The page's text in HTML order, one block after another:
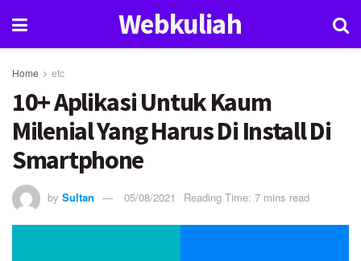
Webkuliah
Home etc
10+ Aplikasi Untuk Kaum
Milenial Yang Harus Di Install Di
Smartphone
by Sultan 05/08/2021 Reading Time: 7 mins read